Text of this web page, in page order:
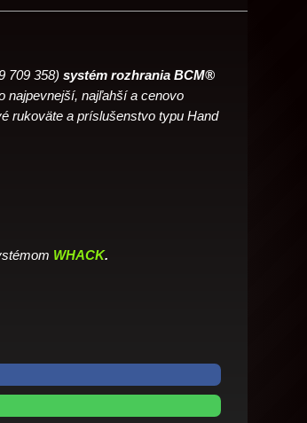
709 358)systém rozhrania BCM®
najpevnejší, najľahší a cenovo
rukoväte a príslušenstvo typu Hand
WHACK.